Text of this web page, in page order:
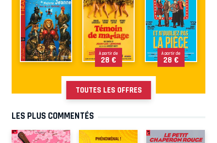
À partir de
28 €
À partir de
28 €
TOUTES LES OFFRES
LES PLUS COMMENTÉS